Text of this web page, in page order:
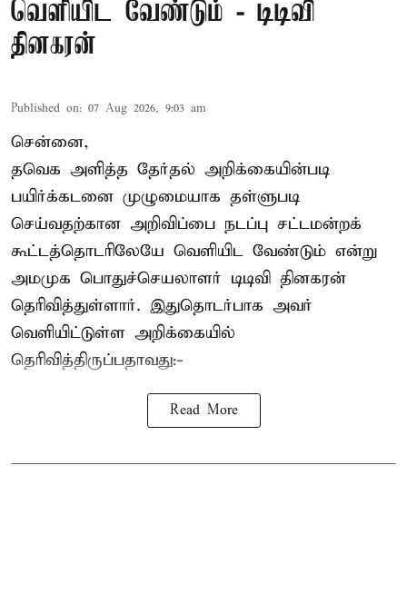
வெளியிட வேண்டும் - டிடிவி
தினகரன்
Published on: 07 Aug 2026, 9:03 am
சென்னை,
தவெக அளித்த தேர்தல் அறிக்கையின்படி
பயிர்க்கடனை முழுமையாக தள்ளுபடி
செய்வதற்கான அறிவிப்பை நடப்பு சட்டமன்றக்
கூட்டத்தொடரிலேயே வெளியிட வேண்டும் என்று
அமமுக பொதுச்செயலாளர் டிடிவி தினகரன்
தெரிவித்துள்ளார். இதுதொடர்பாக அவர்
வெளியிட்டுள்ள அறிக்கையில்
தெரிவித்திருப்பதாவது:-
Read More